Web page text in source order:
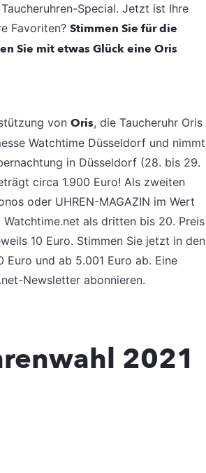
Special. Jetzt ist Ihre
Favoriten? Stimmen Sie für die
Sie mit etwas Glück eine Oris
von Oris, die Taucheruhr Oris
Watchtime Düsseldorf und nimmt
in Düsseldorf (28. bis 29.
circa 1.900 Euro! Als zweiten
oder UHREN-MAGAZIN im Wert
als dritten bis 20. Preis
10 Euro. Stimmen Sie jetzt in den
Euro und ab 5.001 Euro ab. Eine
Newsletter abonnieren.
2021